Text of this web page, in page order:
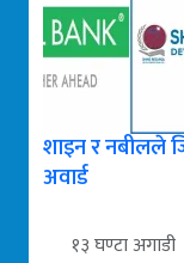
शाइन र नबीलले
अवार्ड
१३ घण्टा अगाडी